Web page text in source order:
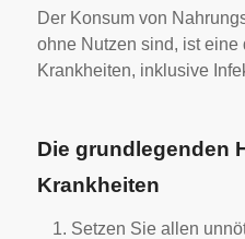
Der Konsum von
ohne Nutzen sind, ist eine
Krankheiten, inklusive
Die grundlegenden
Krankheiten
Setzen Sie allen